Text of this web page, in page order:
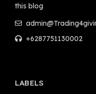
this blog
+6287751130002
LABELS